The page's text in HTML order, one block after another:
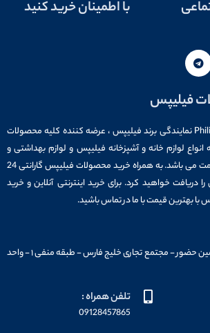
با اطمینان خرید کنید
فیلیپس
فیلیپس هوم | Philips-home نمایندگی برند فیلیپس ، عرضه کننده کلیه محصولات
انواع لوازم خانه و آشپزخانه فیلیپس و لوازم بهداشتی و
شخصی برقی با بهترین قیمت می باشد. به همراه خرید محصولات فیلیپس گارانتی 24
دریافت خواهید کرد. برای خرید اینترنتی آنلاین و خرید
بهترین قیمت با ما در تماس باشید.
خیابان ری - سه راه امین حضور - مجتمع تجاری خلیج فارس - طبقه منفی ۱ - واحد
تلفن همراه :
09128457865